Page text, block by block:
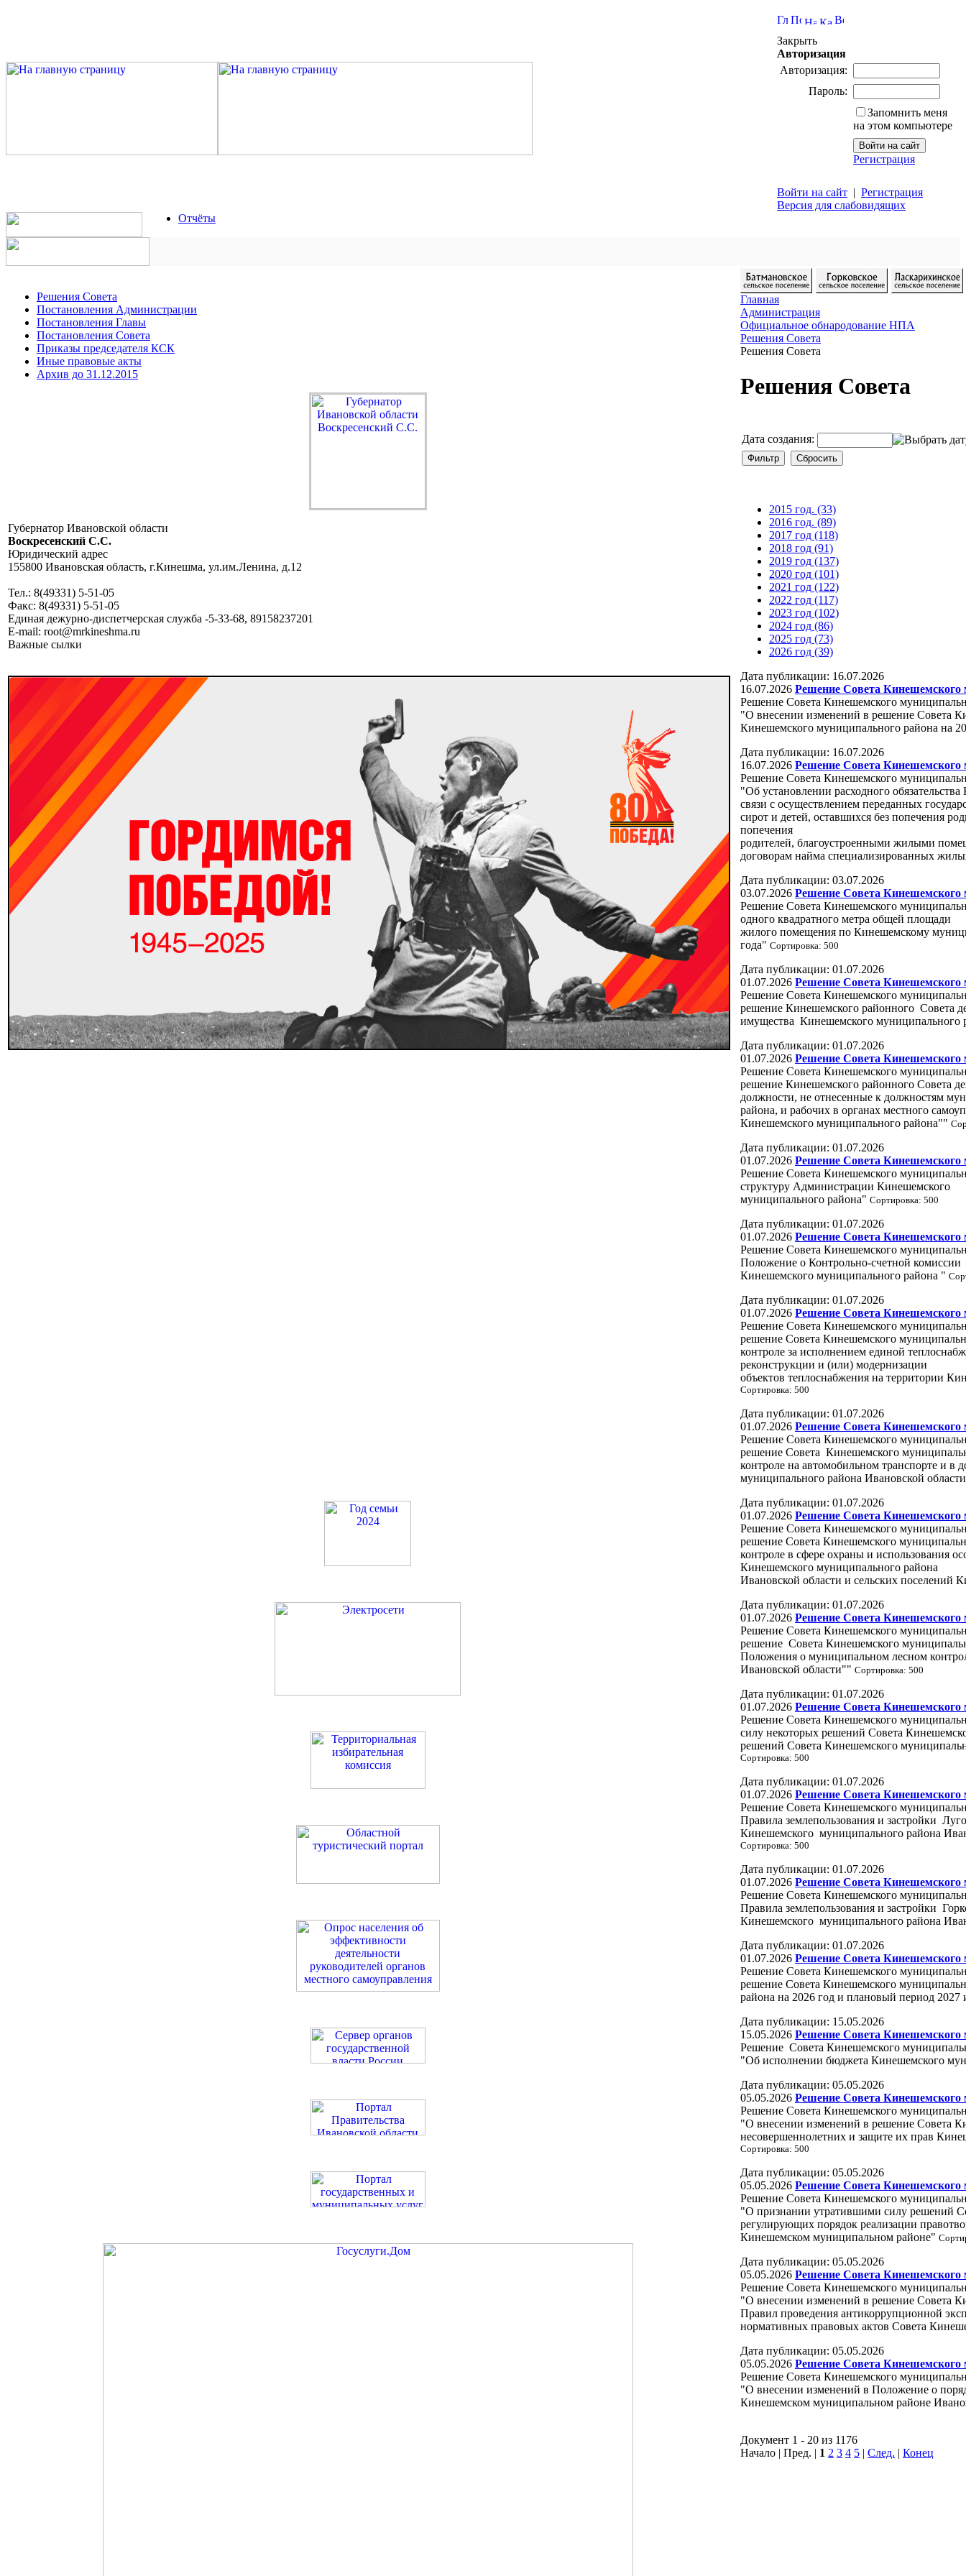
Закрыть
Авторизация
Авторизация:
Пароль:
Запомнить меня
на этом компьютере
Регистрация
Войти на сайт | Регистрация
Версия для слабовидящих
Отчёты
Решения Совета
Постановления Администрации
Постановления Главы
Постановления Совета
Приказы председателя КСК
Иные правовые акты
Архив до 31.12.2015
Губернатор Ивановской области
Воскресенский C.C.
Юридический адрес
155800 Ивановская область, г.Кинешма, ул.им.Ленина, д.12
Тел.: 8(49331) 5-51-05
Факс: 8(49331) 5-51-05
Единая дежурно-диспетчерская служба -5-33-68, 89158237201
E-mail: root@mrkineshma.ru
Важные сылки
Главная
Администрация
Официальное обнародование НПА
Решения Совета
Решения Совета
Решения Совета
Дата создания:
2015 год. (33)
2016 год. (89)
2017 год (118)
2018 год (91)
2019 год (137)
2020 год (101)
2021 год (122)
2022 год (117)
2023 год (102)
2024 год (86)
2025 год (73)
2026 год (39)
Дата публикации: 16.07.2026
16.07.2026 Решение Совета Кинешемского
Решение Совета Кинешемского
"О внесении изменений в решение Совета
Кинешемского муниципального района на
Дата публикации: 16.07.2026
16.07.2026 Решение Совета Кинешемского
Решение Совета Кинешемского
"Об установлении расходного
связи с осуществлением переданных
сирот и детей, оставшихся без попечения
попечения
родителей, благоустроенными жилыми
договорам найма специализированных
Дата публикации: 03.07.2026
03.07.2026 Решение Совета Кинешемского
Решение Совета Кинешемского
одного квадратного метра общей площади
жилого помещения по Кинешемскому
года" Сортировка: 500
Дата публикации: 01.07.2026
01.07.2026 Решение Совета Кинешемского
Решение Совета Кинешемского
решение Кинешемского районного Совета
имущества Кинешемского муниципального
Дата публикации: 01.07.2026
01.07.2026 Решение Совета Кинешемского
Решение Совета Кинешемского
решение Кинешемского районного Совета
должности, не отнесенные к должностям
района, и рабочих в органах местного
Кинешемского муниципального района""
Дата публикации: 01.07.2026
01.07.2026 Решение Совета Кинешемского
Решение Совета Кинешемского
структуру Администрации Кинешемского
муниципального района" Сортировка: 500
Дата публикации: 01.07.2026
01.07.2026 Решение Совета Кинешемского
Решение Совета Кинешемского
Положение о Контрольно-счетной комиссии
Кинешемского муниципального района "
Дата публикации: 01.07.2026
01.07.2026 Решение Совета Кинешемского
Решение Совета Кинешемского
решение Совета Кинешемского
контроле за исполнением единой
реконструкции и (или) модернизации
объектов теплоснабжения на территории
Сортировка: 500
Дата публикации: 01.07.2026
01.07.2026 Решение Совета Кинешемского
Решение Совета Кинешемского
решение Совета Кинешемского
контроле на автомобильном транспорте и в
муниципального района Ивановской
Дата публикации: 01.07.2026
01.07.2026 Решение Совета Кинешемского
Решение Совета Кинешемского
решение Совета Кинешемского
контроле в сфере охраны и использования
Кинешемского муниципального района
Ивановской области и сельских
Дата публикации: 01.07.2026
01.07.2026 Решение Совета Кинешемского
Решение Совета Кинешемского
решение Совета Кинешемского
Положения о муниципальном лесном
Ивановской области"" Сортировка: 500
Дата публикации: 01.07.2026
01.07.2026 Решение Совета Кинешемского
Решение Совета Кинешемского
силу некоторых решений Совета
решений Совета Кинешемского
Сортировка: 500
Дата публикации: 01.07.2026
01.07.2026 Решение Совета Кинешемского
Решение Совета Кинешемского
Правила землепользования и застройки
Кинешемского муниципального района
Сортировка: 500
Дата публикации: 01.07.2026
01.07.2026 Решение Совета Кинешемского
Решение Совета Кинешемского
Правила землепользования и застройки
Кинешемского муниципального района
Дата публикации: 01.07.2026
01.07.2026 Решение Совета Кинешемского
Решение Совета Кинешемского
решение Совета Кинешемского
района на 2026 год и плановый период
Дата публикации: 15.05.2026
15.05.2026 Решение Совета Кинешемского
Решение Совета Кинешемского
"Об исполнении бюджета Кинешемского
Дата публикации: 05.05.2026
05.05.2026 Решение Совета Кинешемского
Решение Совета Кинешемского
"О внесении изменений в решение Совета
несовершеннолетних и защите их прав
Сортировка: 500
Дата публикации: 05.05.2026
05.05.2026 Решение Совета Кинешемского
Решение Совета Кинешемского
"О признании утратившими силу решений
регулирующих порядок реализации
Кинешемском муниципальном районе"
Дата публикации: 05.05.2026
05.05.2026 Решение Совета Кинешемского
Решение Совета Кинешемского
"О внесении изменений в решение Совета
Правил проведения антикоррупционной
нормативных правовых актов Совета
Дата публикации: 05.05.2026
05.05.2026 Решение Совета Кинешемского
Решение Совета Кинешемского
"О внесении изменений в Положение о
Кинешемском муниципальном районе
Документ 1 - 20 из 1176
Начало | Пред. | 1 2 3 4 5 | След. | Конец